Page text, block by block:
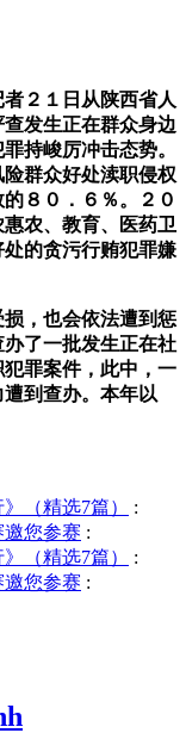
２１日从陕西省人
发生正在群众身边
持峻厉冲击态势。
群众好处渎职侵权
８０．６％。２０
农、教育、医药卫
的贪污行贿犯罪嫌
，也会依法遭到惩
了一批发生正在社
罪案件，此中，一
到查办。本年以
（精选7篇）
:
您参赛 :
（精选7篇）
:
您参赛 :